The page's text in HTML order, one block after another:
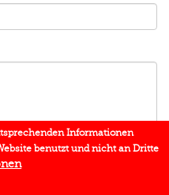
Informationen
benutzt und nicht an Dritte